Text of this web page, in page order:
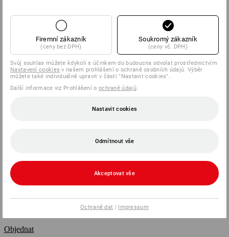
POUKAZ POŠTOU
pohodlné doručení poštou až
k vám domů
prostřednictvím zákaznického
Splatnost v rámci ČR v e-
Objednat
Firemní zákazník
(ceny bez DPH)
Soukromý zákazník
(ceny vč. DPH)
Svůj souhlas můžete kdykoli s účinkem do budoucna odvolat prostřednictvím
Nastavení cookies v našem prohlášení o ochraně osobních údajů. Výběr
můžete také individuálně upravit v části "Nastavit cookies".
Další informace viz Prohlášení o ochraně údajů.
Nastavit cookies
Odmítnout vše
Akceptovat vše
Ochraně dat | Impressum